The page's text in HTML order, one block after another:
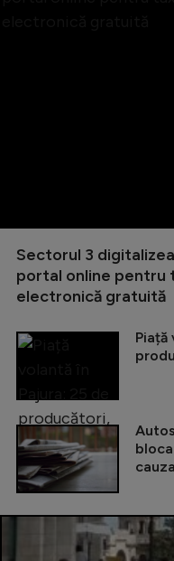
Sectorul 3
portal online pentru
electronică gratuită
Piață